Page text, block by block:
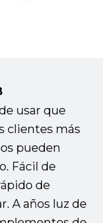
usar que
clientes más
pueden
Fácil de
de
A años luz de